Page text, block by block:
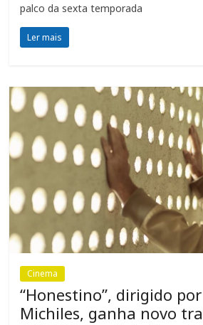
palco da sexta temporada
Ler mais
Cinema
“Honestino”, dirigido
Michiles, ganha novo